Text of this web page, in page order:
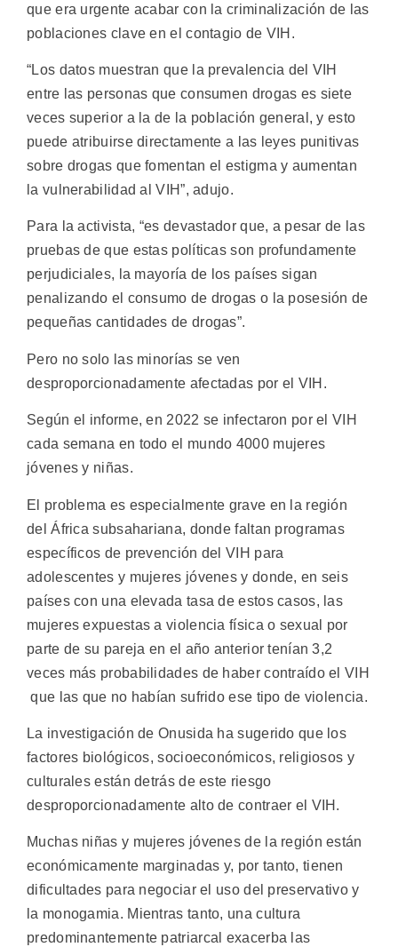
que era urgente acabar con la criminalización de las
poblaciones clave en el contagio de VIH.
“Los datos muestran que la prevalencia del VIH
entre las personas que consumen drogas es siete
veces superior a la de la población general, y esto
puede atribuirse directamente a las leyes punitivas
sobre drogas que fomentan el estigma y aumentan
la vulnerabilidad al VIH”, adujo.
Para la activista, “es devastador que, a pesar de las
pruebas de que estas políticas son profundamente
perjudiciales, la mayoría de los países sigan
penalizando el consumo de drogas o la posesión de
pequeñas cantidades de drogas”.
Pero no solo las minorías se ven
desproporcionadamente afectadas por el VIH.
Según el informe, en 2022 se infectaron por el VIH
cada semana en todo el mundo 4000 mujeres
jóvenes y niñas.
El problema es especialmente grave en la región
del África subsahariana, donde faltan programas
específicos de prevención del VIH para
adolescentes y mujeres jóvenes y donde, en seis
países con una elevada tasa de estos casos, las
mujeres expuestas a violencia física o sexual por
parte de su pareja en el año anterior tenían 3,2
veces más probabilidades de haber contraído el VIH
que las que no habían sufrido ese tipo de violencia.
La investigación de Onusida ha sugerido que los
factores biológicos, socioeconómicos, religiosos y
culturales están detrás de este riesgo
desproporcionadamente alto de contraer el VIH.
Muchas niñas y mujeres jóvenes de la región están
económicamente marginadas y, por tanto, tienen
dificultades para negociar el uso del preservativo y
la monogamia. Mientras tanto, una cultura
predominantemente patriarcal exacerba las